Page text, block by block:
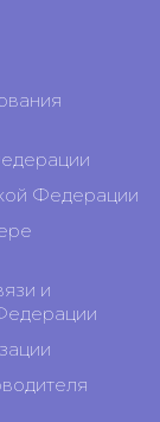
Федерации
и